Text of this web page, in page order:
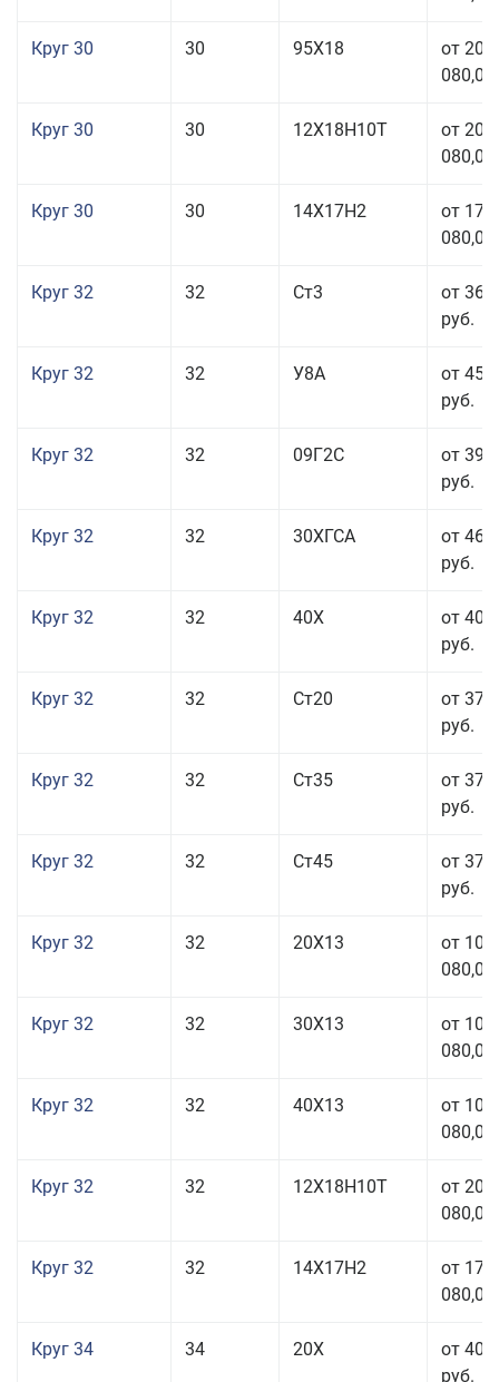
Круг 30 30 95Х18
от 208
080,00
Круг 30 30 12Х18Н10Т
от 208
080,00
Круг 30 30 14Х17Н2
от 177
080,00
Круг 32 32 Ст3
от 36
руб.
Круг 32 32 У8А
от 45
руб.
Круг 32 32 09Г2С
от 39
руб.
Круг 32 32 30ХГСА
от 46
руб.
Круг 32 32 40Х
от 40
руб.
Круг 32 32 Ст20
от 37
руб.
Круг 32 32 Ст35
от 37
руб.
Круг 32 32 Ст45
от 37
руб.
Круг 32 32 20Х13
от 101
080,00
Круг 32 32 30Х13
от 101
080,00
Круг 32 32 40Х13
от 101
080,00
Круг 32 32 12Х18Н10Т
от 208
080,00
Круг 32 32 14Х17Н2
от 177
080,00
Круг 34 34 20Х
от 40
руб.